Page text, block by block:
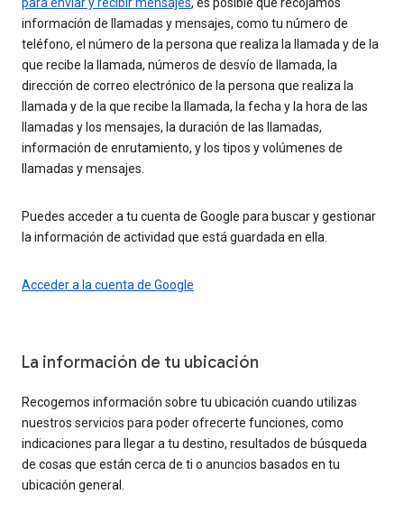
para enviar y recibir mensajes, es posible que recojamos
información de llamadas y mensajes, como tu número de
teléfono, el número de la persona que realiza la llamada y de la
que recibe la llamada, números de desvío de llamada, la
dirección de correo electrónico de la persona que realiza la
llamada y de la que recibe la llamada, la fecha y la hora de las
llamadas y los mensajes, la duración de las llamadas,
información de enrutamiento, y los tipos y volúmenes de
llamadas y mensajes.
Puedes acceder a tu cuenta de Google para buscar y gestionar
la información de actividad que está guardada en ella.
Acceder a la cuenta de Google
La información de tu ubicación
Recogemos información sobre tu ubicación cuando utilizas
nuestros servicios para poder ofrecerte funciones, como
indicaciones para llegar a tu destino, resultados de búsqueda
de cosas que están cerca de ti o anuncios basados en tu
ubicación general.